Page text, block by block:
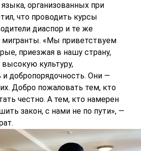
языка, организованных при
что проводить курсы
диаспор и те же
«Мы приветствуем
приезжая в нашу страну,
культуру,
и добропорядочность. Они —
Добро пожаловать тем, кто
честно. А тем, кто намерен
закон, с нами не по пути», —